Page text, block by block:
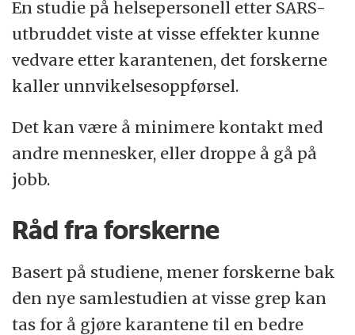
En studie på helsepersonell etter SARS-
utbruddet viste at visse effekter kunne
vedvare etter karantenen, det forskerne
kaller unnvikelsesoppførsel.
Det kan være å minimere kontakt med
andre mennesker, eller droppe å gå på
jobb.
Råd fra forskerne
Basert på studiene, mener forskerne bak
den nye samlestudien at visse grep kan
tas for å gjøre karantene til en bedre